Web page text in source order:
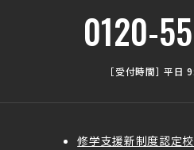
0120-
［受付時間］ 平
修学支援新制度認定